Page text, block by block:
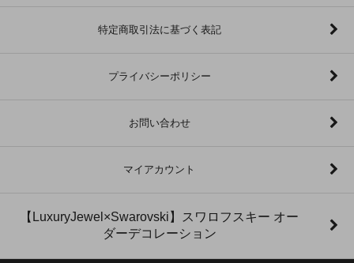
特定商取引法に基づく表記
プライバシーポリシー
お問い合わせ
マイアカウント
【LuxuryJewel×Swarovski】スワロフスキー オー
ダーデコレーション